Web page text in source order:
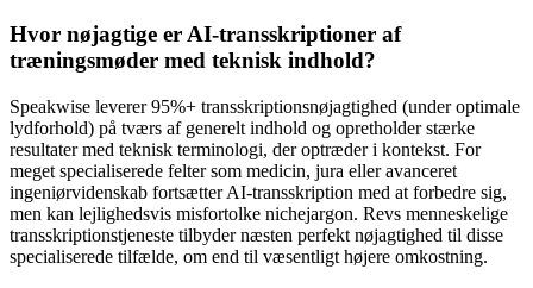
Hvor nøjagtige er AI-transskriptioner af
træningsmøder med teknisk indhold?
Speakwise leverer 95%+ transskriptionsnøjagtighed (under optimale
lydforhold) på tværs af generelt indhold og opretholder stærke
resultater med teknisk terminologi, der optræder i kontekst. For
meget specialiserede felter som medicin, jura eller avanceret
ingeniørvidenskab fortsætter AI-transskription med at forbedre sig,
men kan lejlighedsvis misfortolke nichejargon. Revs menneskelige
transskriptionstjeneste tilbyder næsten perfekt nøjagtighed til disse
specialiserede tilfælde, om end til væsentligt højere omkostning.